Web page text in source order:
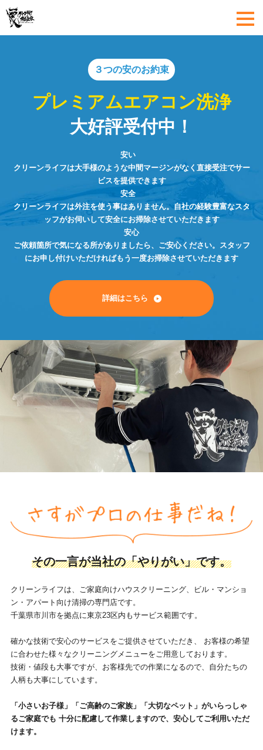
３つの安のお約束
プレミアムエアコン洗浄
大好評受付中！
安い
クリーンライフは大手様のような中間マージンがなく直接受注でサー
ビスを提供できます
安全
クリーンライフは外注を使う事はありません。自社の経験豊富なスタ
ッフがお伺いして安全にお掃除させていただきます
安心
ご依頼箇所で気になる所がありましたら、ご安心ください。スタッフ
にお申し付けいただければもう一度お掃除させていただきます
詳細はこちら
その一言が当社の「やりがい」です。
クリーンライフは、ご家庭向けハウスクリーニング、ビル・マンショ
ン・アパート向け清掃の専門店です。
千葉県市川市を拠点に東京23区内もサービス範囲です。
確かな技術で安心のサービスをご提供させていただき、
お客様の希望
に合わせた様々なクリーニングメニューをご用意しております。
技術・値段も大事ですが、お客様先での作業になるので、自分たちの
人柄も大事にしています。
「小さいお子様」「ご高齢のご家族」「大切なペット」がいらっしゃ
るご家庭でも 十分に配慮して作業しますので、安心してご利用いただ
けます。